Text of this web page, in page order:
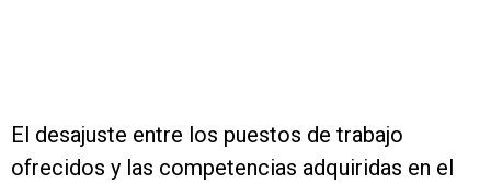
El desajuste entre los puestos de trabajo
ofrecidos y las competencias adquiridas en el